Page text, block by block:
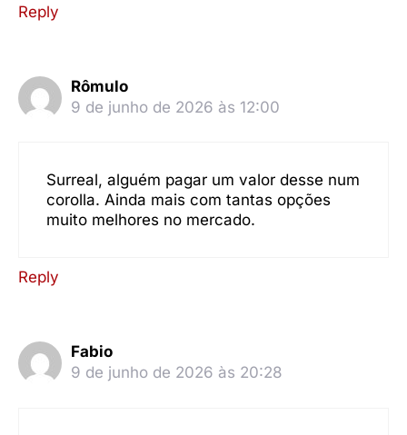
Reply
Rômulo
9 de junho de 2026 às 12:00
Surreal, alguém pagar um valor desse num
corolla. Ainda mais com tantas opções
muito melhores no mercado.
Reply
Fabio
9 de junho de 2026 às 20:28